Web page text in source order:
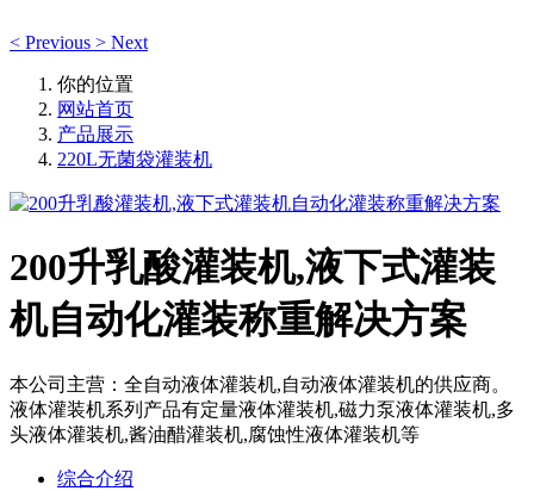
< Previous > Next
你的位置
网站首页
产品展示
220L无菌袋灌装机
200升乳酸灌装机,液下式灌装
机自动化灌装称重解决方案
本公司主营：全自动液体灌装机,自动液体灌装机的供应商。
液体灌装机系列产品有定量液体灌装机,磁力泵液体灌装机,多
头液体灌装机,酱油醋灌装机,腐蚀性液体灌装机等
综合介绍